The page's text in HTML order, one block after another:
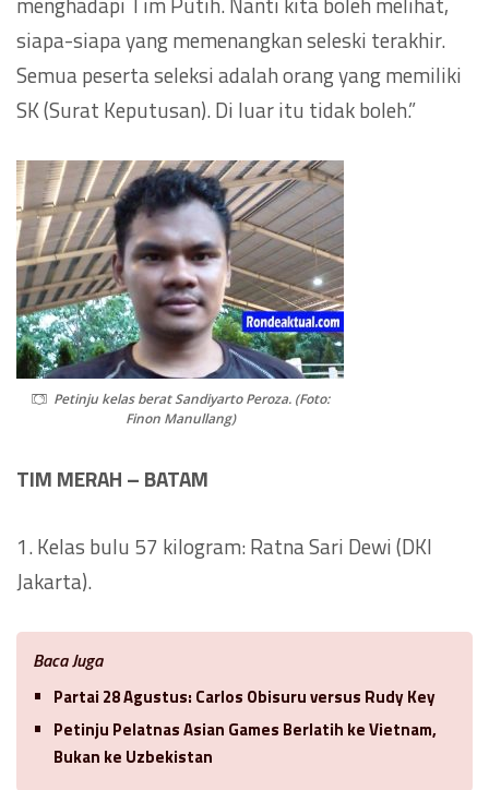
siapa-siapa yang memenangkan seleski terakhir.
Semua peserta seleksi adalah orang yang memiliki
SK (Surat Keputusan). Di luar itu tidak boleh.”
Petinju kelas berat Sandiyarto Peroza. (Foto:
Finon Manullang)
TIM MERAH – BATAM
1. Kelas bulu 57 kilogram: Ratna Sari Dewi (DKI
Jakarta).
Baca Juga
Partai 28 Agustus: Carlos Obisuru versus Rudy Key
Petinju Pelatnas Asian Games Berlatih ke Vietnam,
Bukan ke Uzbekistan